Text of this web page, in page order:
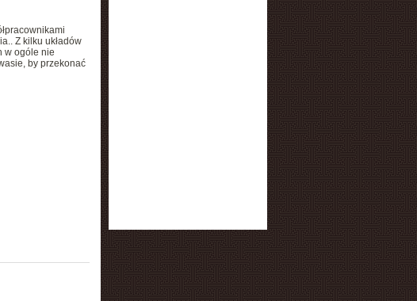
Z kilku układów
w ogóle nie
by przekonać